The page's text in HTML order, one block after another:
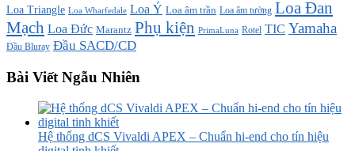
Loa Triangle Loa Wharfedale Loa Ý Loa âm trần Loa âm tường Loa Đan
Mạch Loa Đức Marantz Phụ kiện PrimaLuna Rotel TIC Yamaha
Đầu Bluray Đầu SACD/CD
Bài Viết Ngẫu Nhiên
Hệ thống dCS Vivaldi APEX – Chuẩn hi-end cho tín hiệu